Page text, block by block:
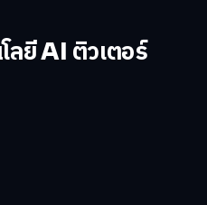
ลยี AI ติวเตอร์